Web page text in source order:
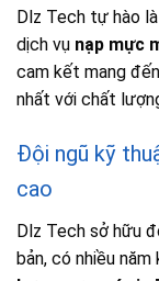
Dlz Tech tự hào
dịch vụ nạp mực
cam kết mang
nhất với chất
Đội ngũ kỹ
cao
Dlz Tech sở hữu
bản, có nhiều